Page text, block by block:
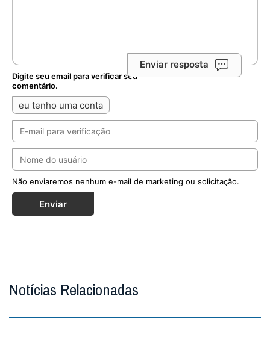
Enviar resposta
Digite seu email para verificar seu
comentário.
eu tenho uma conta
Não enviaremos nenhum e-mail de marketing ou solicitação.
Enviar
Notícias Relacionadas